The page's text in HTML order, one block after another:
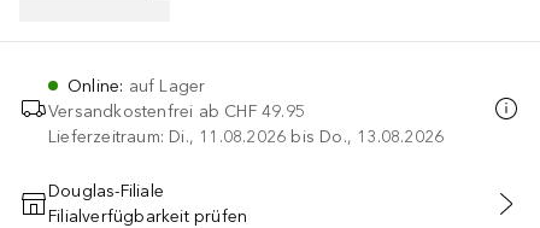
Online: auf Lager
Versandkostenfrei ab CHF 49.95
Lieferzeitraum: Di., 11.08.2026 bis Do., 13.08.2026
IN DEN WARENKORB
Douglas-Filiale
Filialverfügbarkeit prüfen